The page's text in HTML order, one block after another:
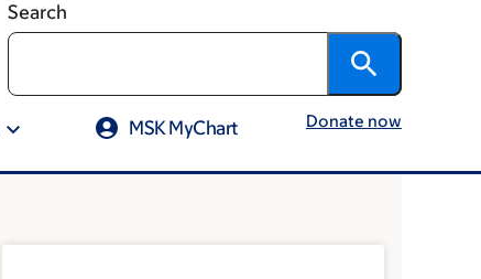
Search
MSK MyChart Donate now